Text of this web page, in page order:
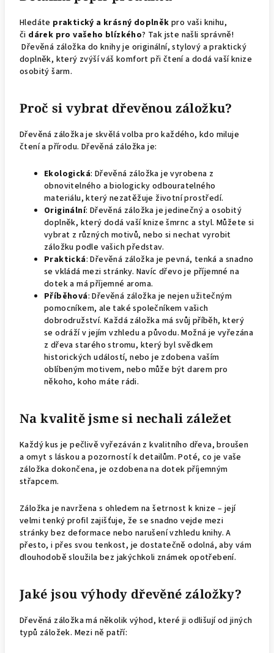
Hledáte praktický a krásný doplněk pro vaši knihu,
či dárek pro vašeho blízkého? Tak jste našli správně!
Dřevěná záložka do knihy je originální, stylový a praktický
doplněk, který zvýší váš komfort při čtení a dodá vaší knize
osobitý šarm.
Proč si vybrat dřevěnou záložku?
Dřevěná záložka je skvělá volba pro každého, kdo miluje
čtení a přírodu. Dřevěná záložka je:
Ekologická: Dřevěná záložka je vyrobena z
obnovitelného a biologicky odbouratelného
materiálu, který nezatěžuje životní prostředí.
Originální: Dřevěná záložka je jedinečný a osobitý
doplněk, který dodá vaší knize šmrnc a styl. Můžete si
vybrat z různých motivů, nebo si nechat vyrobit
záložku podle vašich představ.
Praktická: Dřevěná záložka je pevná, tenká a snadno
se vkládá mezi stránky. Navíc dřevo je příjemné na
dotek a má příjemné aroma.
Příběhová: Dřevěná záložka je nejen užitečným
pomocníkem, ale také společníkem vašich
dobrodružství. Každá záložka má svůj příběh, který
se odráží v jejím vzhledu a původu. Možná je vyřezána
z dřeva starého stromu, který byl svědkem
historických událostí, nebo je zdobena vaším
oblíbeným motivem, nebo může být darem pro
někoho, koho máte rádi.
Na kvalitě jsme si nechali záležet
Každý kus je pečlivě vyřezáván z kvalitního dřeva, broušen
a omyt s láskou a pozorností k detailům. Poté, co je vaše
záložka dokončena, je ozdobena na dotek příjemným
střapcem.
Záložka je navržena s ohledem na šetrnost k knize – její
velmi tenký profil zajišťuje, že se snadno vejde mezi
stránky bez deformace nebo narušení vzhledu knihy. A
přesto, i přes svou tenkost, je dostatečně odolná, aby vám
dlouhodobě sloužila bez jakýchkoli známek opotřebení.
Jaké jsou výhody dřevěné záložky?
Dřevěná záložka má několik výhod, které ji odlišují od jiných
typů záložek. Mezi ně patří: